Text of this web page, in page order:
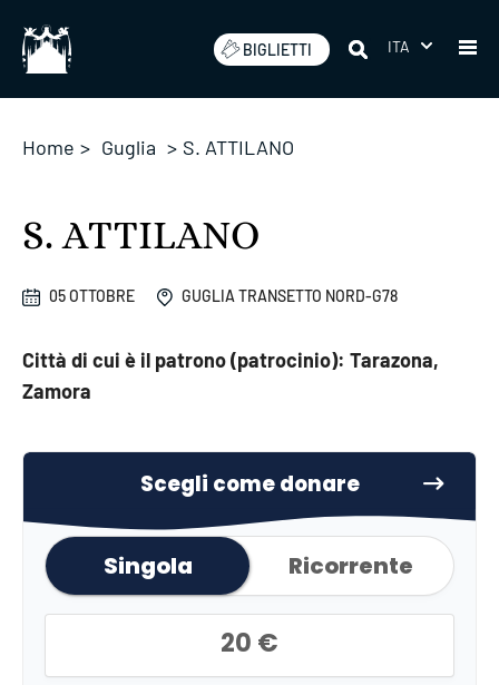
BIGLIETTI ITA
Home > Guglia > S. ATTILANO
S. ATTILANO
05 OTTOBRE GUGLIA TRANSETTO NORD-G78
Città di cui è il patrono (patrocinio): Tarazona,
Zamora